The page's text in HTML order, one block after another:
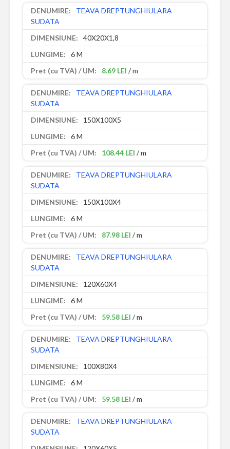
TEAVA DREPTUNGHIULARA
SUDATA
40X20X1,8
6 M
8.69 LEI / m
TEAVA DREPTUNGHIULARA
SUDATA
150X100X5
6 M
108.44 LEI / m
TEAVA DREPTUNGHIULARA
SUDATA
150X100X4
6 M
87.98 LEI / m
TEAVA DREPTUNGHIULARA
SUDATA
120X60X4
6 M
59.58 LEI / m
TEAVA DREPTUNGHIULARA
SUDATA
100X80X4
6 M
59.58 LEI / m
TEAVA DREPTUNGHIULARA
SUDATA